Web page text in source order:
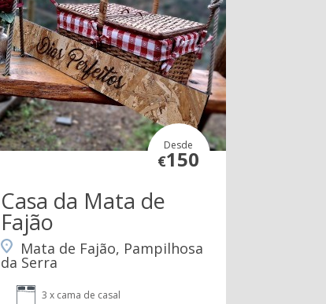
Desde
€150
Casa da Mata de
Fajão
Mata de Fajão, Pampilhosa
da Serra
3 x cama de casal